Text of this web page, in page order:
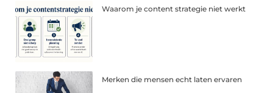
Waarom je content strategie niet werkt
Merken die mensen echt laten ervaren